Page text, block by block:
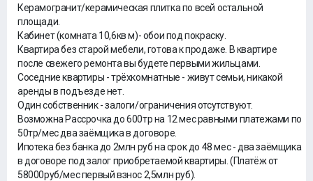
Керамогранит/керамическая плитка по всей остальной
площади.
Кабинет (комната 10,6кв м)- обои под покраску.
Квартира без старой мебели, готова к продаже. В квартире
после свежего ремонта вы будете первыми жильцами.
Соседние квартиры - трёхкомнатные - живут семьи, никакой
аренды в подъезде нет.
Один собственник - залоги/ограничения отсутствуют.
Возможна Рассрочка до 600тр на 12 мес равными платежами по
50тр/мес два заёмщика в договоре.
Ипотека без банка до 2млн руб на срок до 48 мес - два заёмщика
в договоре под залог приобретаемой квартиры. (Платёж от
58000руб/мес первый взнос 2,5млн руб).